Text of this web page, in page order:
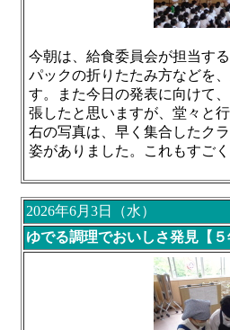
今朝は、給食委員会が担当す
パックの折りたたみ方などを
す。また今日の発表に向けて
張したと思いますが、堂々と
右の写真は、早く集合したク
姿がありました。
これもすご
2026年6月3日（水）
ゆでる調理でおいしさ発見【５